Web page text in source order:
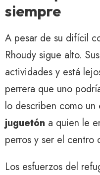
siempre
A pesar de su difícil
Rhoudy sigue alto.
actividades y está
perrera que uno
lo describen como un
juguetón a quien le
perros y ser el centro
Los esfuerzos del